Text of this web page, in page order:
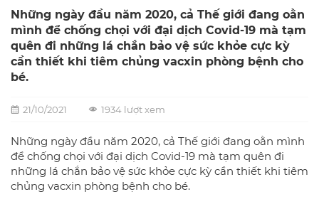
Những ngày đầu năm 2020, cả Thế giới đang oằn
mình để chống chọi với đại dịch Covid-19 mà tạm
quên đi những lá chắn bảo vệ sức khỏe cực kỳ
cần thiết khi tiêm chủng vacxin phòng bệnh cho
bé.
21/10/2021 1934 lượt xem
Những ngày đầu năm 2020, cả Thế giới đang oằn mình
để chống chọi với đại dịch Covid-19 mà tạm quên đi
những lá chắn bảo vệ sức khỏe cực kỳ cần thiết khi tiêm
chủng vacxin phòng bệnh cho bé.